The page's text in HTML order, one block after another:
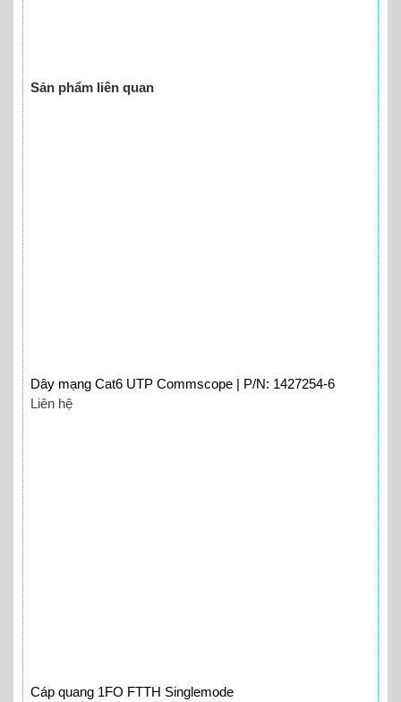
Sản phẩm liên quan
Dây mạng Cat6 UTP Commscope | P/N: 1427254-6
Liên hệ
Cáp quang 1FO FTTH Singlemode